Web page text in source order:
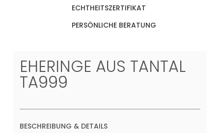
ECHTHEITSZERTIFIKAT
PERSÖNLICHE BERATUNG
EHERINGE AUS TANTAL
TA999
BESCHREIBUNG & DETAILS